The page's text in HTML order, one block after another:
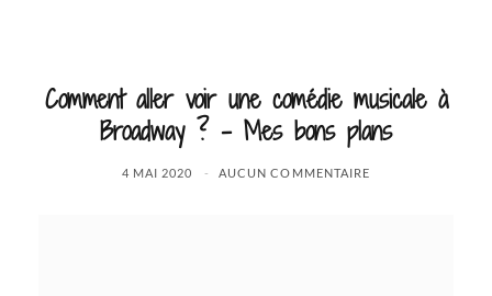
Comment aller voir une comédie musicale à
Broadway ? – Mes bons plans
4 MAI 2020 AUCUN COMMENTAIRE